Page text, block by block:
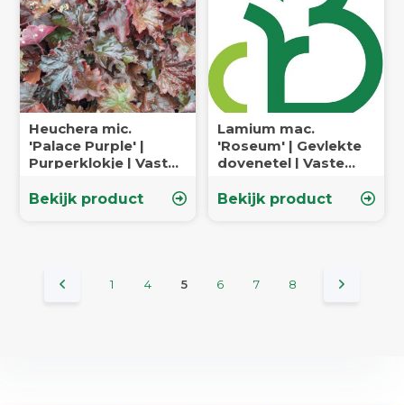
Heuchera mic.
'Palace Purple' |
Purperklokje | Vaste
Bekijk product
Lamium mac.
'Roseum' | Gevlekte
dovenetel | Vaste
Bekijk product
1 4 5 6 7 8